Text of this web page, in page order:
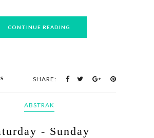
CONTINUE READING
SHARE:
ABSTRAK
- Sunday